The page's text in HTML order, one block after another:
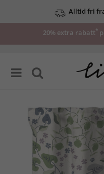
Alltid fri
20% extra rabatt*